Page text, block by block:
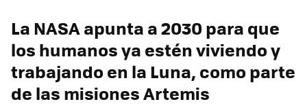
La NASA apunta a 2030 para que
los humanos ya estén viviendo y
trabajando en la Luna, como parte
de las misiones Artemis